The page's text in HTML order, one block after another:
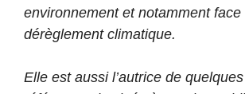
environnement et notamment face
dérèglement climatique.
Elle est aussi l’autrice de